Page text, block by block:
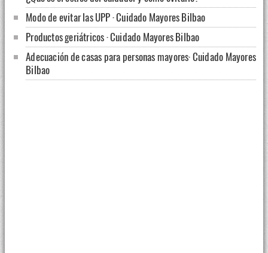
Modo de evitar las UPP · Cuidado Mayores Bilbao
Productos geriátricos · Cuidado Mayores Bilbao
Adecuación de casas para personas mayores· Cuidado Mayores
Bilbao